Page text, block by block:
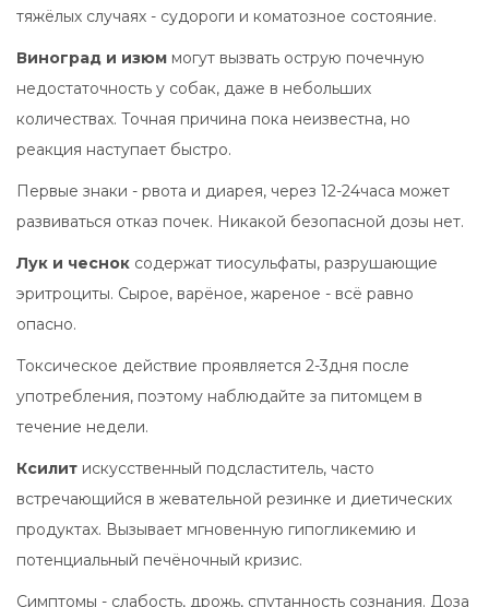
тяжёлых случаях - судороги и коматозное состояние.
Виноград и изюм могут вызвать острую почечную
недостаточность у собак, даже в небольших
количествах. Точная причина пока неизвестна, но
реакция наступает быстро.
Первые знаки - рвота и диарея, через 12-24часа может
развиваться отказ почек. Никакой безопасной дозы нет.
Лук и чеснок содержат тиосульфаты, разрушающие
эритроциты. Сырое, варёное, жареное - всё равно
опасно.
Токсическое действие проявляется 2-3дня после
употребления, поэтому наблюдайте за питомцем в
течение недели.
Ксилит искусственный подсластитель, часто
встречающийся в жевательной резинке и диетических
продуктах. Вызывает мгновенную гипогликемию и
потенциальный печёночный кризис.
Симптомы - слабость, дрожь, спутанность сознания. Доза